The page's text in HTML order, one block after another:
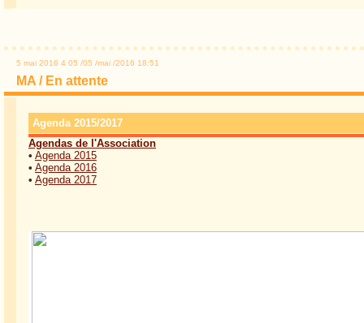
5 mai 2016 4 05 /05 /mai /2016 18:51
MA / En attente
Agenda 2015/2017
Agendas de l'Association
• Agenda 2015
• Agenda 2016
• Agenda 2017